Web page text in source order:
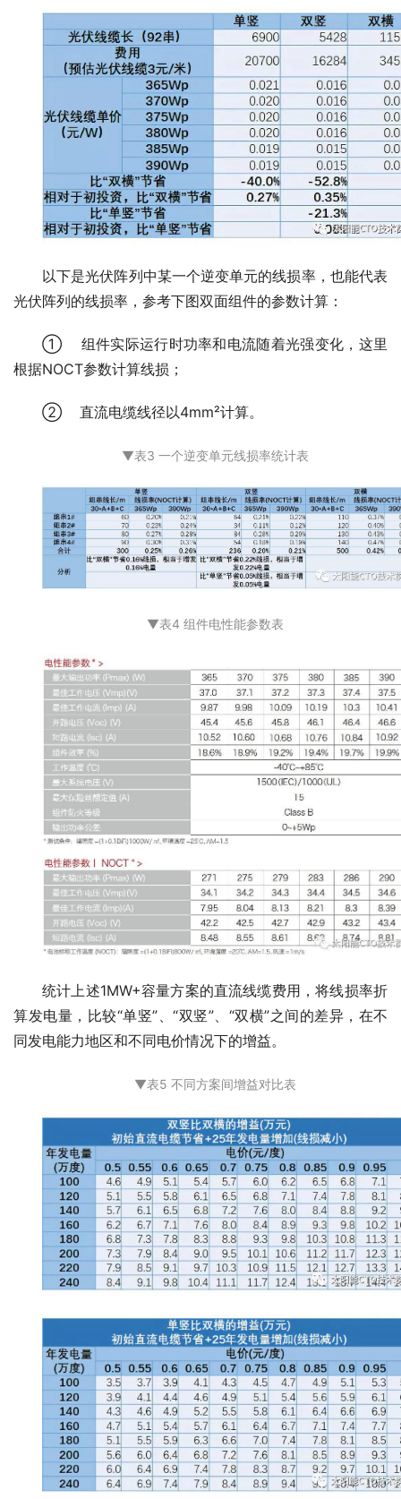
以下是光伏阵列中某一个逆变单元的线损率，也能代表
光伏阵列的线损率，参考下图双面组件的参数计算：
① 组件实际运行时功率和电流随着光强变化，这里
根据NOCT参数计算线损；
② 直流电缆线径以4mm²计算。
▼表3 一个逆变单元线损率统计表
▼表4 组件电性能参数表
统计上述1MW+容量方案的直流线缆费用，将线损率折
算发电量，比较“单竖”、“双竖”、“双横”之间的差异，在不
同发电能力地区和不同电价情况下的增益。
▼表5 不同方案间增益对比表